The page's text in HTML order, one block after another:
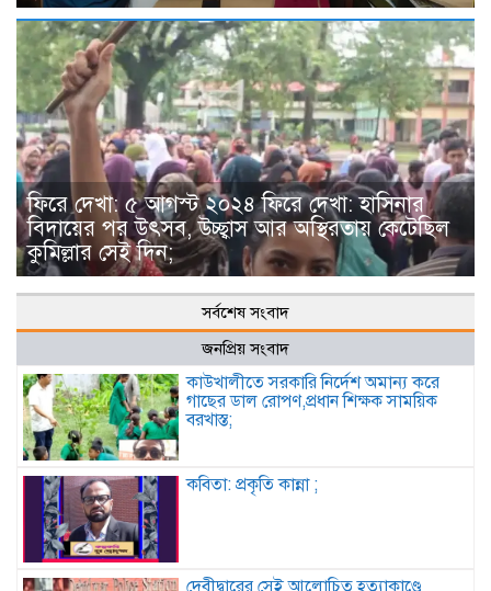
ফিরে দেখা: ৫ আগস্ট ২০২৪ ফিরে দেখা: হাসিনার
বিদায়ের পর উৎসব, উচ্ছ্বাস আর অস্থিরতায় কেটেছিল
কুমিল্লার সেই দিন;
সর্বশেষ সংবাদ
জনপ্রিয় সংবাদ
কাউখালীতে সরকারি নির্দেশ অমান্য করে
গাছের ডাল রোপণ,প্রধান শিক্ষক সাময়িক
বরখাস্ত;
কবিতা: প্রকৃতি কান্না ;